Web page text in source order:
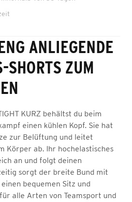
ANLIEGENDE
SHORTS ZUM
KURZ behältst du beim
einen kühlen Kopf. Sie hat
zur Belüftung und leitet
Körper ab. Ihr hochelastisches
an und folgt deinen
sorgt der breite Bund mit
bequemen Sitz und
alle Arten von Teamsport und